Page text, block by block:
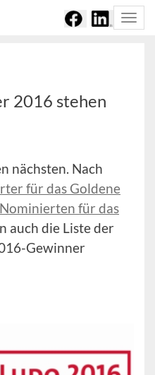
2016 stehen
nächsten. Nach
für das Goldene
Nominierten für das
auch die Liste der
Gewinner